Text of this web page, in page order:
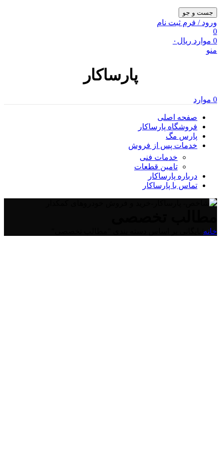
جست و جو
ورود / فرم ثبت نام
0
0 موارد ریال ۰
منو
پارساکار
0 موارد
صفحه اصلی
فروشگاه پارساکار
پارس مگ
خدمات پس از فروش
خدمات فنی
تامین قطعات
درباره پارساکار
تماس با پارساکار
خانه